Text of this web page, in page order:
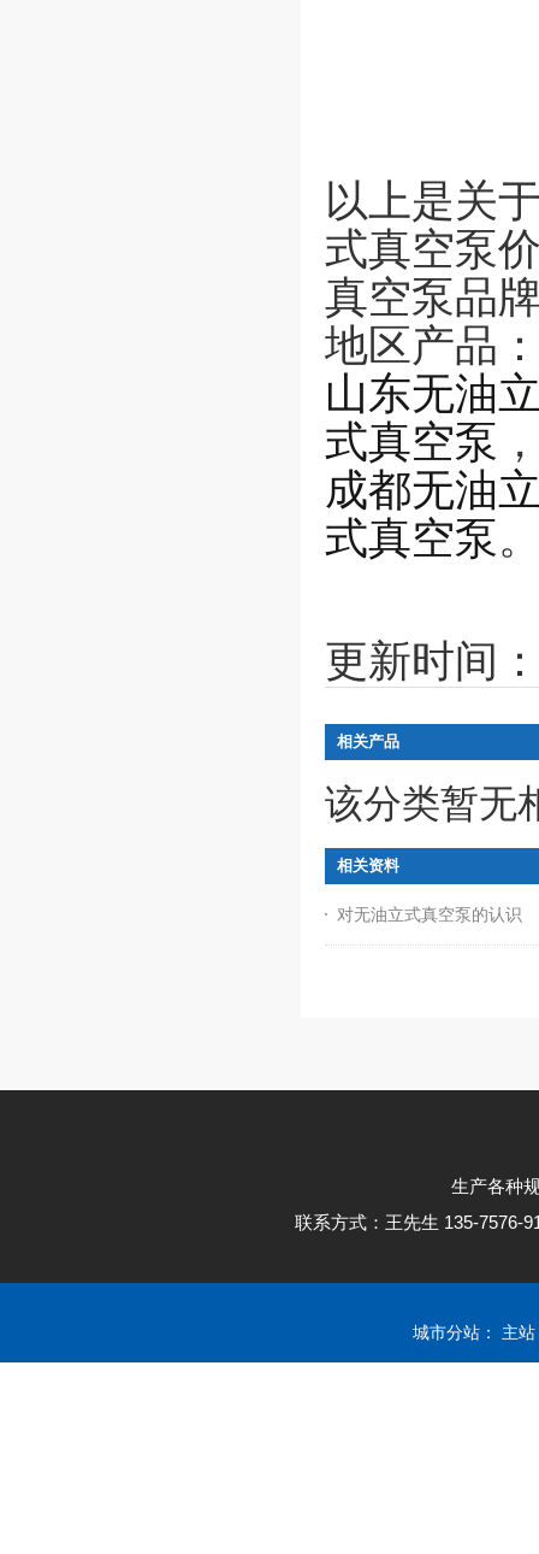
以上是关
式真空泵
真空泵品
地区产品
山东无油
式真空泵
成都无油
式真空泵
更新时间
相关产品
该分类暂无
相关资料
对无油立式真空泵的认识
生产各种
联系方式：王先生 135-
城市分站： 主站